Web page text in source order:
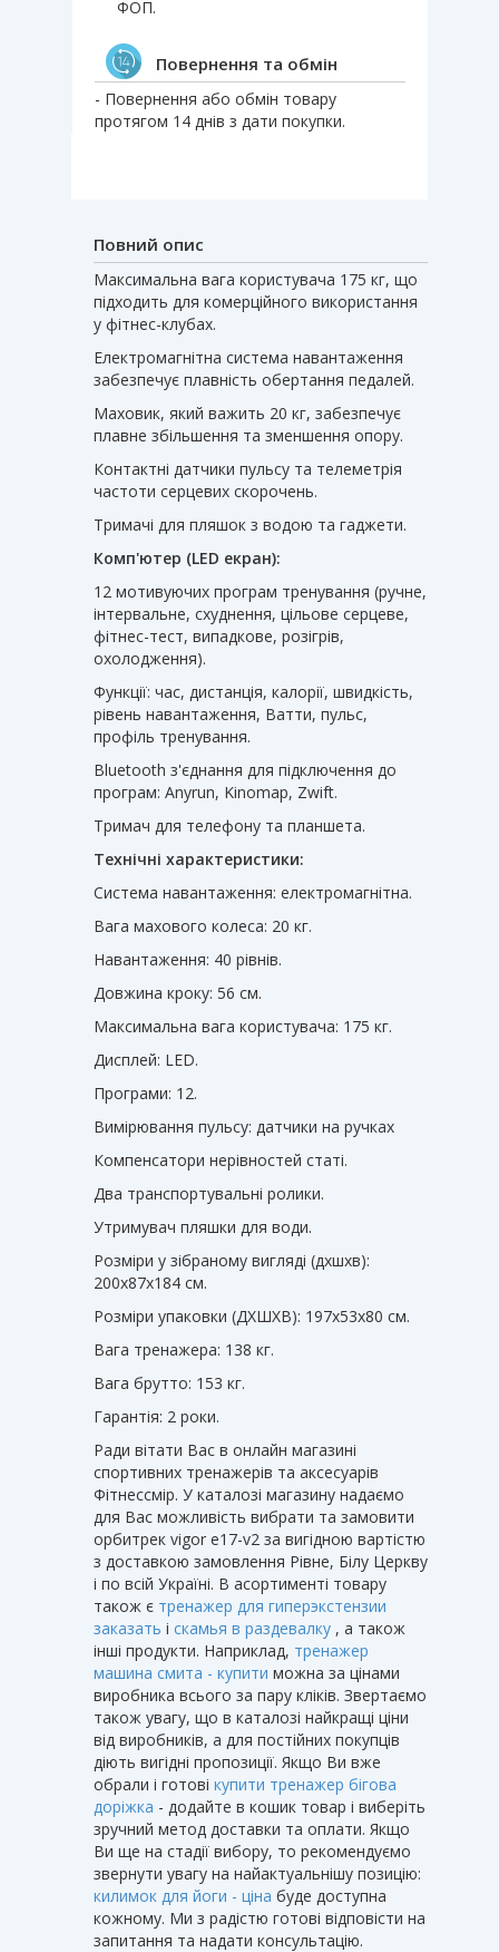
ФОП.
Повернення та обмін
- Повернення або обмін товару
протягом 14 днів з дати покупки.
Повний опис
Максимальна вага користувача 175 кг, що
підходить для комерційного використання
у фітнес-клубах.
Електромагнітна система навантаження
забезпечує плавність обертання педалей.
Маховик, який важить 20 кг, забезпечує
плавне збільшення та зменшення опору.
Контактні датчики пульсу та телеметрія
частоти серцевих скорочень.
Тримачі для пляшок з водою та гаджети.
Комп'ютер (LED екран):
12 мотивуючих програм тренування (ручне,
інтервальне, схуднення, цільове серцеве,
фітнес-тест, випадкове, розігрів,
охолодження).
Функції: час, дистанція, калорії, швидкість,
рівень навантаження, Ватти, пульс,
профіль тренування.
Bluetooth з'єднання для підключення до
програм: Anyrun, Kinomap, Zwift.
Тримач для телефону та планшета.
Технічні характеристики:
Система навантаження: електромагнітна.
Вага махового колеса: 20 кг.
Навантаження: 40 рівнів.
Довжина кроку: 56 см.
Максимальна вага користувача: 175 кг.
Дисплей: LED.
Програми: 12.
Вимірювання пульсу: датчики на ручках
Компенсатори нерівностей статі.
Два транспортувальні ролики.
Утримувач пляшки для води.
Розміри у зібраному вигляді (дхшхв):
200х87х184 см.
Розміри упаковки (ДХШХВ): 197х53х80 см.
Вага тренажера: 138 кг.
Вага брутто: 153 кг.
Гарантія: 2 роки.
Ради вітати Вас в онлайн магазині
спортивних тренажерів та аксесуарів
Фітнессмір. У каталозі магазину надаємо
для Вас можливість вибрати та замовити
орбитрек vigor e17-v2 за вигідною вартістю
з доставкою замовлення Рівне, Білу Церкву
і по всій Україні. В асортименті товару
також є тренажер для гиперэкстензии
заказать і скамья в раздевалку , а також
інші продукти. Наприклад, тренажер
машина смита - купити можна за цінами
виробника всього за пару кліків. Звертаємо
також увагу, що в каталозі найкращі ціни
від виробників, а для постійних покупців
діють вигідні пропозиції. Якщо Ви вже
обрали і готові купити тренажер бігова
доріжка - додайте в кошик товар і виберіть
зручний метод доставки та оплати. Якщо
Ви ще на стадії вибору, то рекомендуємо
звернути увагу на найактуальнішу позицію:
килимок для йоги - ціна буде доступна
кожному. Ми з радістю готові відповісти на
запитання та надати консультацію.